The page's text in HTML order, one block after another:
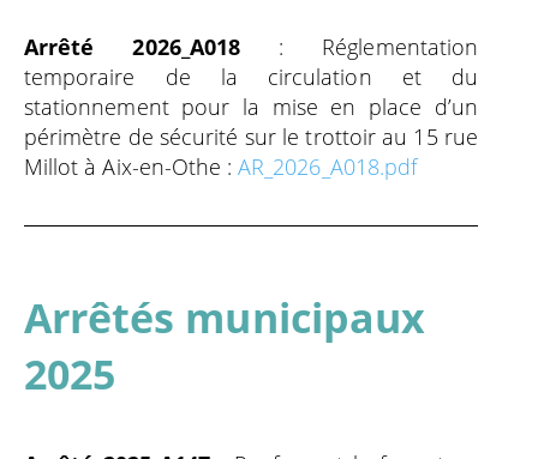
Arrêté 2026_A018: Réglementation
temporaire de la circulation et du
stationnement pour la mise en place d’un
périmètre de sécurité sur le trottoir au 15 rue
Millot à Aix-en-Othe :AR_2026_A018.pdf
Arrêtés municipaux
2025